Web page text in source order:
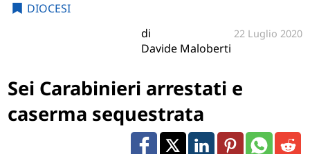
DIOCESI
di
Davide Maloberti
22 Luglio 2020
Sei Carabinieri arrestati e
caserma sequestrata